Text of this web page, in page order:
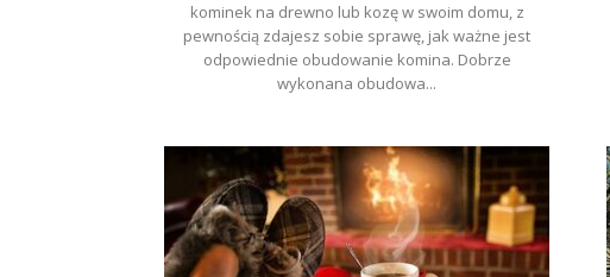
kominek na drewno lub kozę w swoim domu, z
pewnością zdajesz sobie sprawę, jak ważne jest
odpowiednie obudowanie komina. Dobrze
wykonana obudowa...